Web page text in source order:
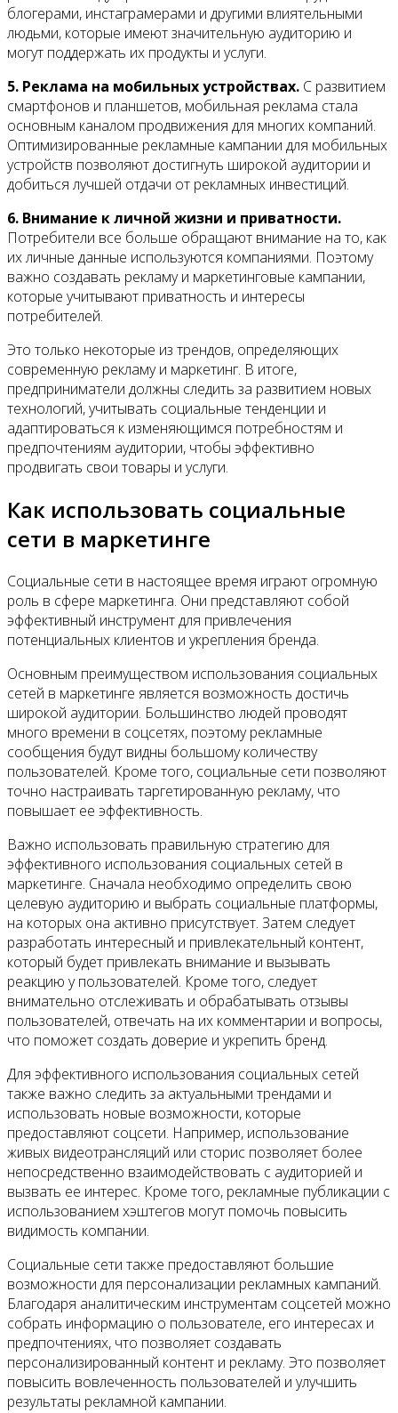
блогерами, инстаграмерами и другими влиятельными
людьми, которые имеют значительную аудиторию и
могут поддержать их продукты и услуги.
5. Реклама на мобильных устройствах. С развитием
смартфонов и планшетов, мобильная реклама стала
основным каналом продвижения для многих компаний.
Оптимизированные рекламные кампании для мобильных
устройств позволяют достигнуть широкой аудитории и
добиться лучшей отдачи от рекламных инвестиций.
6. Внимание к личной жизни и приватности.
Потребители все больше обращают внимание на то, как
их личные данные используются компаниями. Поэтому
важно создавать рекламу и маркетинговые кампании,
которые учитывают приватность и интересы
потребителей.
Это только некоторые из трендов, определяющих
современную рекламу и маркетинг. В итоге,
предприниматели должны следить за развитием новых
технологий, учитывать социальные тенденции и
адаптироваться к изменяющимся потребностям и
предпочтениям аудитории, чтобы эффективно
продвигать свои товары и услуги.
Как использовать социальные
сети в маркетинге
Социальные сети в настоящее время играют огромную
роль в сфере маркетинга. Они представляют собой
эффективный инструмент для привлечения
потенциальных клиентов и укрепления бренда.
Основным преимуществом использования социальных
сетей в маркетинге является возможность достичь
широкой аудитории. Большинство людей проводят
много времени в соцсетях, поэтому рекламные
сообщения будут видны большому количеству
пользователей. Кроме того, социальные сети позволяют
точно настраивать таргетированную рекламу, что
повышает ее эффективность.
Важно использовать правильную стратегию для
эффективного использования социальных сетей в
маркетинге. Сначала необходимо определить свою
целевую аудиторию и выбрать социальные платформы,
на которых она активно присутствует. Затем следует
разработать интересный и привлекательный контент,
который будет привлекать внимание и вызывать
реакцию у пользователей. Кроме того, следует
внимательно отслеживать и обрабатывать отзывы
пользователей, отвечать на их комментарии и вопросы,
что поможет создать доверие и укрепить бренд.
Для эффективного использования социальных сетей
также важно следить за актуальными трендами и
использовать новые возможности, которые
предоставляют соцсети. Например, использование
живых видеотрансляций или сторис позволяет более
непосредственно взаимодействовать с аудиторией и
вызвать ее интерес. Кроме того, рекламные публикации с
использованием хэштегов могут помочь повысить
видимость компании.
Социальные сети также предоставляют большие
возможности для персонализации рекламных кампаний.
Благодаря аналитическим инструментам соцсетей можно
собрать информацию о пользователе, его интересах и
предпочтениях, что позволяет создавать
персонализированный контент и рекламу. Это позволяет
повысить вовлеченность пользователей и улучшить
результаты рекламной кампании.